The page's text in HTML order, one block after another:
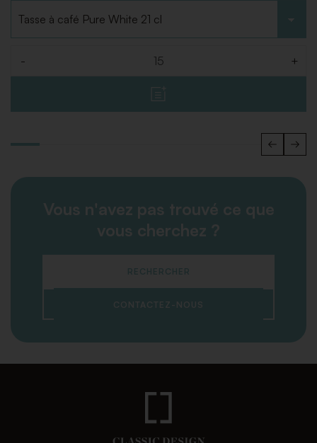
- +
Vous n'avez pas trouvé ce que
vous cherchez ?
RECHERCHER
CONTACTEZ-NOUS